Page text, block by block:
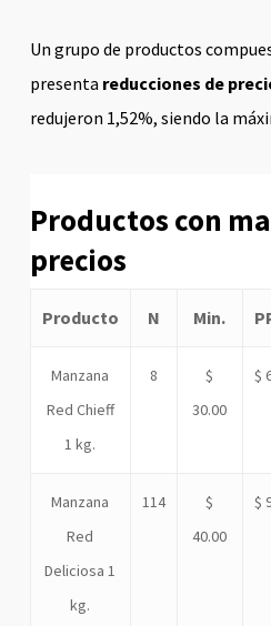
Un grupo de productos
presenta reducciones de
redujeron 1,52%, siendo la
Productos con
precios
Producto N Min.
Manzana
Red Chieff
1 kg.
8
$
30.00
$
Manzana
Red
Deliciosa 1
kg.
114
$
40.00
$